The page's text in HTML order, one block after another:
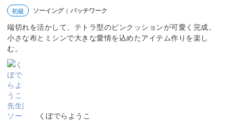
初級 ソーイング | パッチワーク
端切れを活かして、テトラ型のピンクッションが可愛く完成。
小さな布とミシンで大きな愛情を込めたアイテム作りを楽し
む。
くぼでらようこ